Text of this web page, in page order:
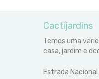
Cactijardins
Temos uma
casa, jardim e
Estrada Nacional